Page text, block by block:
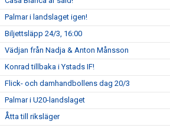
Palmar i landslaget igen!
Biljettsläpp 24/3, 16:00
Vädjan från Nadja & Anton Månsson
Konrad tillbaka i Ystads IF!
Flick- och damhandbollens dag 20/3
Palmar i U20-landslaget
Åtta till riksläger